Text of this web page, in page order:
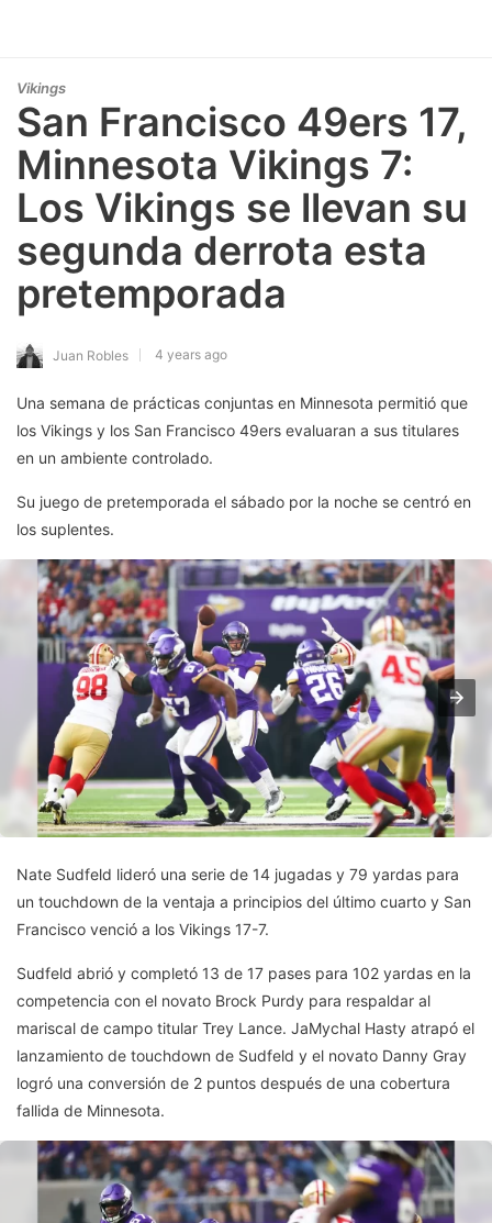
Vikings
San Francisco 49ers 17,
Minnesota Vikings 7:
Los Vikings se llevan su
segunda derrota esta
pretemporada
Juan Robles 4 years ago
Una semana de prácticas conjuntas en Minnesota permitió que
los Vikings y los San Francisco 49ers evaluaran a sus titulares
en un ambiente controlado.
Su juego de pretemporada el sábado por la noche se centró en
los suplentes.
Nate Sudfeld lideró una serie de 14 jugadas y 79 yardas para
un touchdown de la ventaja a principios del último cuarto y San
Francisco venció a los Vikings 17-7.
Sudfeld abrió y completó 13 de 17 pases para 102 yardas en la
competencia con el novato Brock Purdy para respaldar al
mariscal de campo titular Trey Lance. JaMychal Hasty atrapó el
lanzamiento de touchdown de Sudfeld y el novato Danny Gray
logró una conversión de 2 puntos después de una cobertura
fallida de Minnesota.